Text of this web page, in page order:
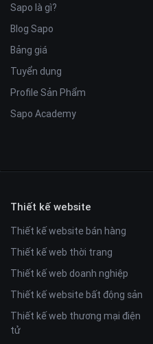
Sapo là gì?
Blog Sapo
Bảng giá
Tuyển dụng
Profile Sản Phẩm
Sapo Academy
Thiết kế website
Thiết kế website bán hàng
Thiết kế web thời trang
Thiết kế web doanh nghiệp
Thiết kế website bất động sản
Thiết kế web thương mại điện
tử